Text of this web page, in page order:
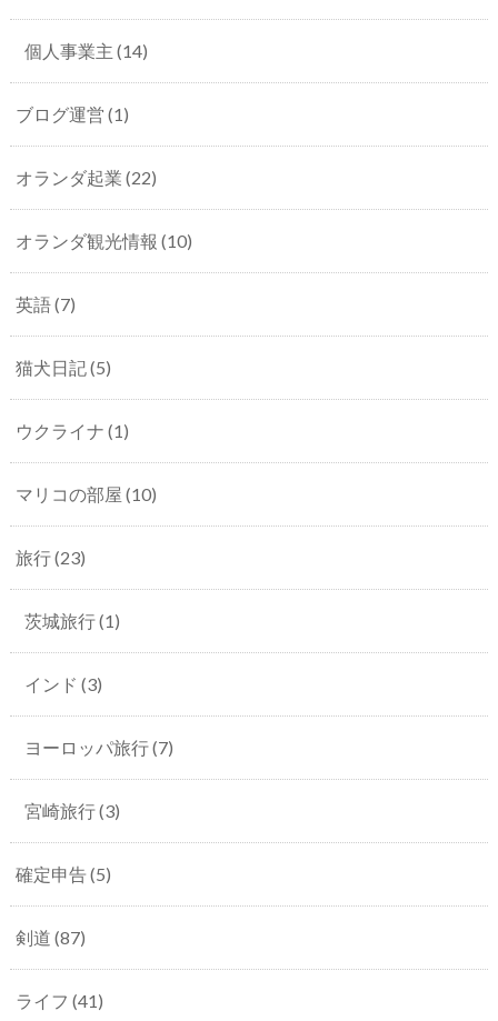
個人事業主 (14)
ブログ運営 (1)
オランダ起業 (22)
オランダ観光情報 (10)
英語(7)
猫犬日記(5)
ウクライナ (1)
マリコの部屋 (10)
旅行(23)
茨城旅行(1)
インド (3)
ヨーロッパ旅行(7)
宮崎旅行(3)
確定申告(5)
剣道 (87)
ライフ (41)